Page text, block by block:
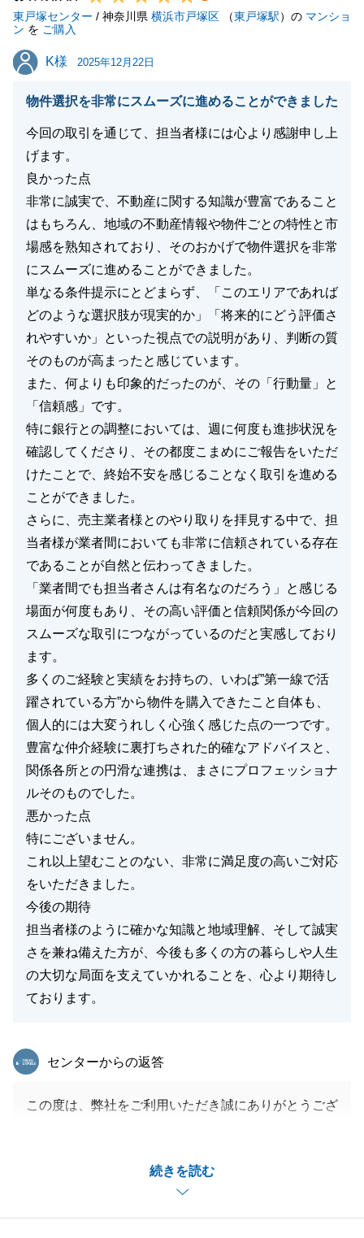
ただけますと幸いです。
引き続きどうぞよろしくお願い申し上げます。
閉じる
東戸塚センター / 神奈川県 横浜市戸塚区 （東戸塚駅）の マンショ
ン を ご購入
K様
K様 2025年12月22日
物件選択を非常にスムーズに進めることができました
今回の取引を通じて、担当者様には心より感謝申し上
げます。
良かった点
非常に誠実で、不動産に関する知識が豊富であること
はもちろん、地域の不動産情報や物件ごとの特性と市
場感を熟知されており、そのおかげで物件選択を非常
にスムーズに進めることができました。
単なる条件提示にとどまらず、「このエリアであれば
どのような選択肢が現実的か」「将来的にどう評価さ
れやすいか」といった視点での説明があり、判断の質
そのものが高まったと感じています。
また、何よりも印象的だったのが、その「行動量」と
「信頼感」です。
特に銀行との調整においては、週に何度も進捗状況を
確認してくださり、その都度こまめにご報告をいただ
けたことで、終始不安を感じることなく取引を進める
ことができました。
さらに、売主業者様とのやり取りを拝見する中で、担
当者様が業者間においても非常に信頼されている存在
であることが自然と伝わってきました。
「業者間でも担当者さんは有名なのだろう」と感じる
場面が何度もあり、その高い評価と信頼関係が今回の
スムーズな取引につながっているのだと実感しており
ます。
多くのご経験と実績をお持ちの、いわば”第一線で活
躍されている方”から物件を購入できたこと自体も、
個人的には大変うれしく心強く感じた点の一つです。
豊富な仲介経験に裏打ちされた的確なアドバイスと、
関係各所との円滑な連携は、まさにプロフェッショナ
ルそのものでした。
悪かった点
特にございません。
これ以上望むことのない、非常に満足度の高いご対応
をいただきました。
今後の期待
担当者様のように確かな知識と地域理解、そして誠実
さを兼ね備えた方が、今後も多くの方の暮らしや人生
の大切な局面を支えていかれることを、心より期待し
ております。
続きを読む
東急リバブル
センターからの返答
この度は、弊社をご利用いただき誠にありがとうござ
微力ながら、K様にお力添えができたこと光栄に存じ
ます。